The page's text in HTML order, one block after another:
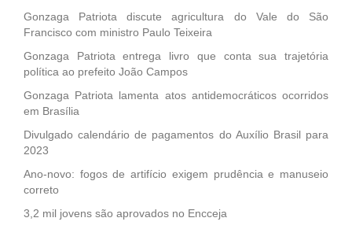
Gonzaga Patriota discute agricultura do Vale do São
Francisco com ministro Paulo Teixeira
Gonzaga Patriota entrega livro que conta sua trajetória
política ao prefeito João Campos
Gonzaga Patriota lamenta atos antidemocráticos ocorridos
em Brasília
Divulgado calendário de pagamentos do Auxílio Brasil para
2023
Ano-novo: fogos de artifício exigem prudência e manuseio
correto
3,2 mil jovens são aprovados no Encceja